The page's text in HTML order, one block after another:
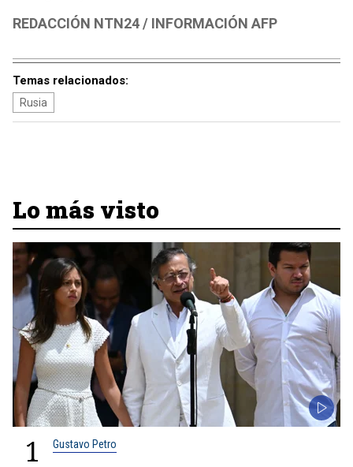
REDACCIÓN NTN24 / INFORMACIÓN AFP
Temas relacionados:
Rusia
Lo más visto
1 Gustavo Petro